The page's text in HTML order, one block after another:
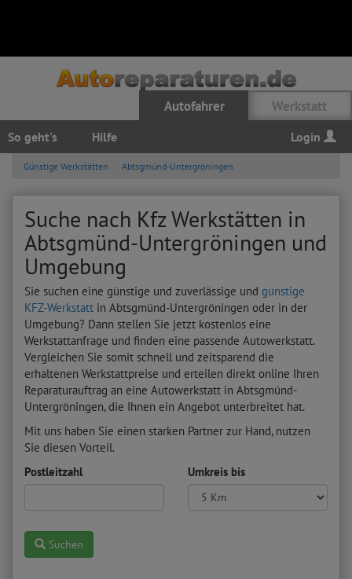
Autofahrer Werkstatt
So geht's Hilfe Login
Günstige Werkstätten Abtsgmünd-Untergröningen
Suche nach Kfz Werkstätten in
Abtsgmünd-Untergröningen und
Umgebung
Sie suchen eine günstige und zuverlässige und günstige
KFZ-Werkstatt in Abtsgmünd-Untergröningen oder in der
Umgebung? Dann stellen Sie jetzt kostenlos eine
Werkstattanfrage und finden eine passende Autowerkstatt.
Vergleichen Sie somit schnell und zeitsparend die
erhaltenen Werkstattpreise und erteilen direkt online Ihren
Reparaturauftrag an eine Autowerkstatt in Abtsgmünd-
Untergröningen, die Ihnen ein Angebot unterbreitet hat.
Mit uns haben Sie einen starken Partner zur Hand, nutzen
Sie diesen Vorteil.
Postleitzahl
Umkreis bis
Suchen